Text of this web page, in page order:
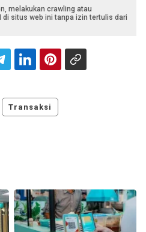
melakukan crawling atau
situs web ini tanpa izin tertulis dari
Transaksi